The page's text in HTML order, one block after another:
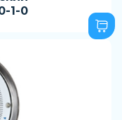
1-0